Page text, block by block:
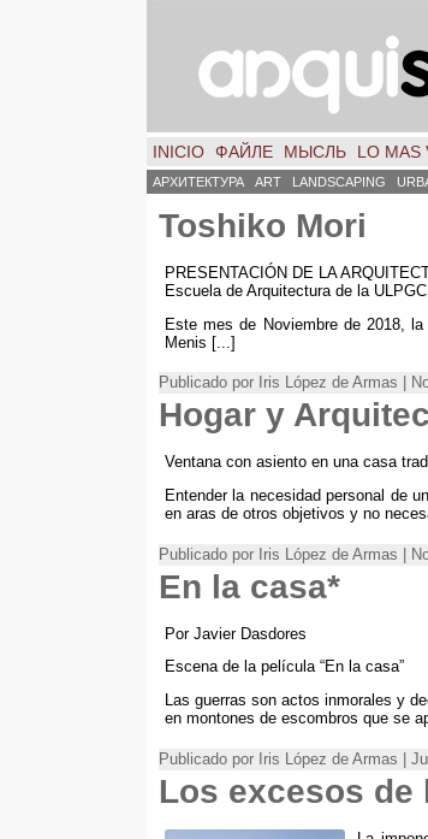
INICIO ФАЙЛЕ МЫСЛЬ LO MAS
АРХИТЕКТУРА ART LANDSCAPING
Toshiko Mori
PRESENTACIÓN DE LA
Escuela de Arquitectura de la ULPGC
Este mes de Noviembre de 2018,
Menis [...]
Publicado por Iris López de Armas |
Hogar y
Ventana con asiento en una casa
Entender la necesidad personal de
en aras de otros objetivos y no
Publicado por Iris López de Armas |
En la casa*
Por Javier Dasdores
Escena de la película “En la casa”
Las guerras son actos inmorales y
en montones de escombros que se
Publicado por Iris López de Armas |
Los excesos de